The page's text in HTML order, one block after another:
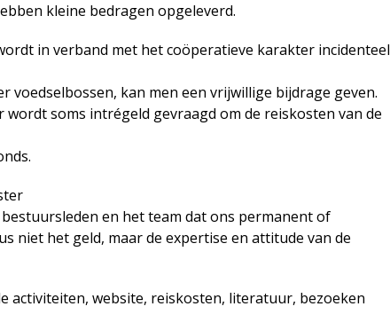
kleine bedragen opgeleverd.
in verband met het coöperatieve karakter incidenteel
voedselbossen, kan men een vrijwillige bijdrage geven.
soms intrégeld gevraagd om de reiskosten van de
en het team dat ons permanent of
niet het geld, maar de expertise en attitude van de
activiteiten, website, reiskosten, literatuur, bezoeken